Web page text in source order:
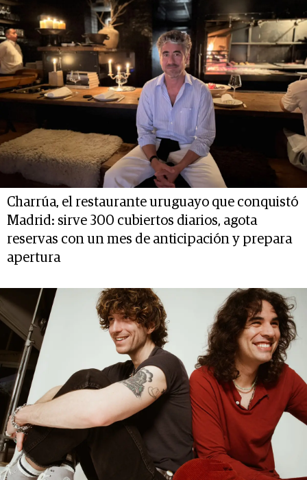
Charrúa, el restaurante uruguayo que conquistó
Madrid: sirve 300 cubiertos diarios, agota
reservas con un mes de anticipación y prepara
apertura